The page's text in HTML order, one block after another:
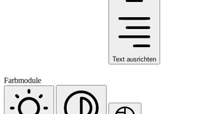
Text ausrichten
Farbmodule